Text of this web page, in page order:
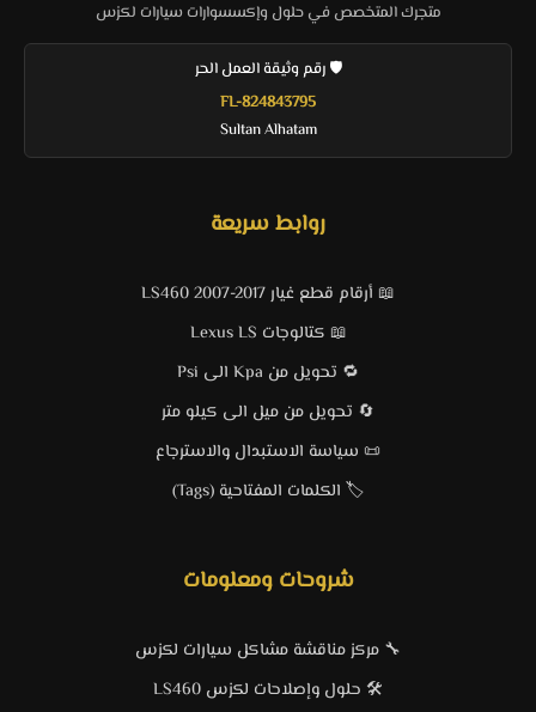
متجرك المتخصص في حلول وإكسسوارات سيارات لكزس
🛡️ رقم وثيقة العمل الحر
FL-824843795
Sultan Alhatam
روابط سريعة
📖 أرقام قطع غيار LS460 2007-2017
📖 كتالوجات Lexus LS
🔁 تحويل من Kpa الى Psi
🔄 تحويل من ميل الى كيلو متر
📜 سياسة الاستبدال والاسترجاع
🏷️ الكلمات المفتاحية (Tags)
شروحات ومعلومات
🔧 مركز مناقشة مشاكل سيارات لكزس
🛠️ حلول وإصلاحات لكزس LS460